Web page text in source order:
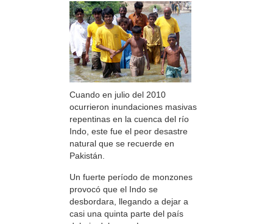
Cuando en julio del 2010
ocurrieron inundaciones masivas
repentinas en la cuenca del río
Indo, este fue el peor desastre
natural que se recuerde en
Pakistán.
Un fuerte período de monzones
provocó que el Indo se
desbordara, llegando a dejar a
casi una quinta parte del país